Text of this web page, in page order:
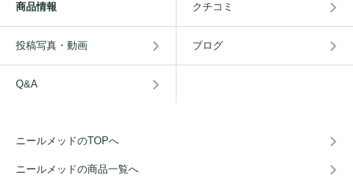
商品情報 クチコミ
投稿写真・動画 ブログ
Q&A
ニールメッドのTOPへ
ニールメッドの商品一覧へ